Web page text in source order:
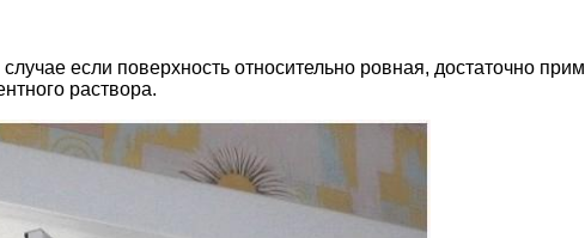
если поверхность относительно ровная, достаточно
раствора.